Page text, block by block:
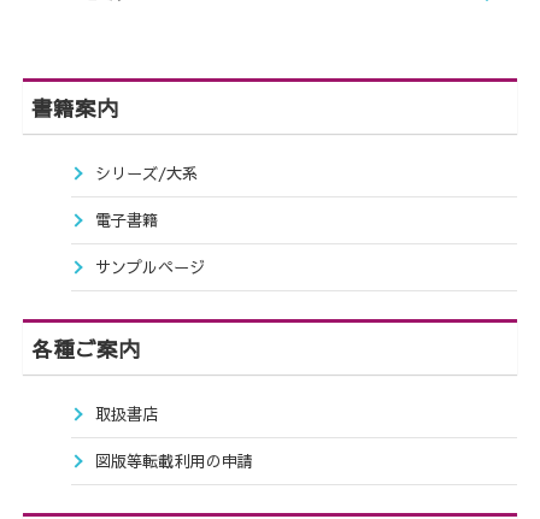
書籍案内
シリーズ/大系
電子書籍
サンプルページ
各種ご案内
取扱書店
図版等転載利用の申請